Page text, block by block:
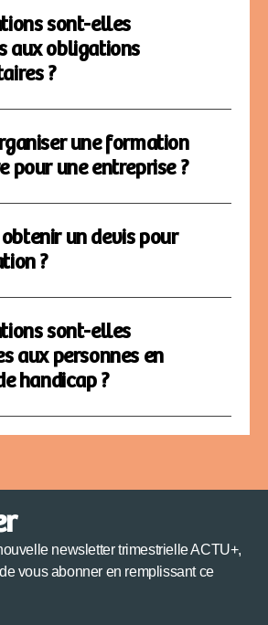
sont-elles
aux obligations
?
une formation
pour une entreprise ?
un devis pour
?
sont-elles
aux personnes en
handicap ?
newsletter trimestrielle ACTU+,
vous abonner en remplissant ce